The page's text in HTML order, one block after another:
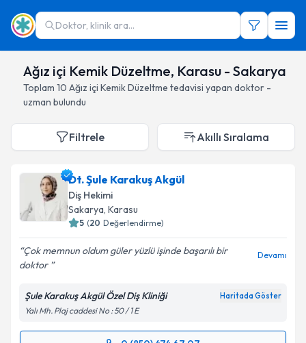
Doktor, klinik ara...
Ağız içi Kemik Düzeltme, Karasu - Sakarya
Toplam 10 Ağız içi Kemik Düzeltme tedavisi yapan doktor -
uzman bulundu
Filtrele Akıllı Sıralama
Dt. Şule Karakuş Akgül
Diş Hekimi
Sakarya, Karasu
5 (20 Değerlendirme)
Çok memnun oldum güler yüzlü işinde başarılı bir
doktor
Devamı
Şule Karakuş Akgül Özel Diş Kliniği Haritada Göster
Yalı Mh. Plaj caddesi No : 50 / 1 E